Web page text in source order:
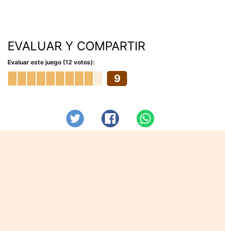
EVALUAR Y COMPARTIR
Evaluar este juego (12 votos):
9